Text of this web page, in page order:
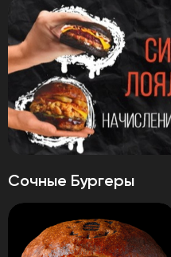
Сочные Бургеры